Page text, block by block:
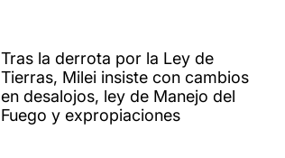
Tras la derrota por la Ley de
Tierras, Milei insiste con cambios
en desalojos, ley de Manejo del
Fuego y expropiaciones